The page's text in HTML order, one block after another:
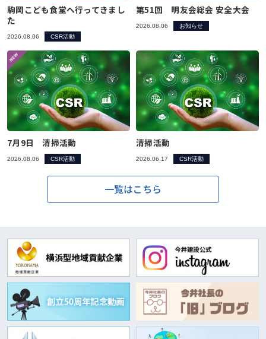
駒岡こども食堂へ行ってきまし
た
2026.08.06 CSR活動
第51回 明友会総会 安全大会
2026.08.06 お知らせ
7月9日 清掃活動
2026.08.06 CSR活動
清掃活動
2026.06.17 CSR活動
一覧はこちら